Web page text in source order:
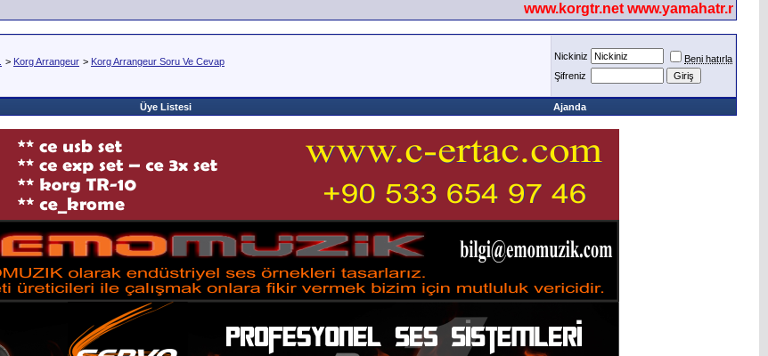
www.korgtr.net www.yamahatr.net
> Korg Arrangeur > Korg Arrangeur Soru Ve Cevap Nickiniz
Beni hatırla
Şifreniz
Üye Listesi Ajanda